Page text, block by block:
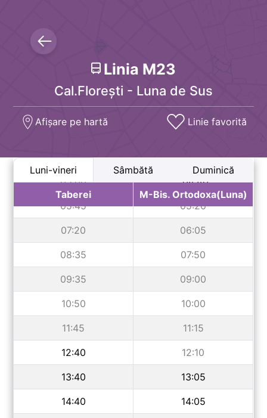
Linia M23
Cal.Florești - Luna de Sus
Afișare pe hartă Linie favorită
Luni-vineri Sâmbătă Duminică
Taberei M-Bis. Ortodoxa(Luna)
05:00 *04:40
05:45 05:20
07:20 06:05
08:35 07:50
09:35 09:00
10:50 10:00
11:45 11:15
12:40 12:10
13:40 13:05
14:40 14:05